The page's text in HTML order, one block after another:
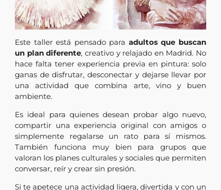
Este taller está pensado para adultos que buscan
un plan diferente, creativo y relajado en Madrid. No
hace falta tener experiencia previa en pintura: solo
ganas de disfrutar, desconectar y dejarse llevar por
una actividad que combina arte, vino y buen
ambiente.
Es ideal para quienes desean probar algo nuevo,
compartir una experiencia original con amigos o
simplemente regalarse un rato para sí mismos.
También funciona muy bien para grupos que
valoran los planes culturales y sociales que permiten
conversar, reír y crear sin presión.
Si te apetece una actividad ligera, divertida y con un